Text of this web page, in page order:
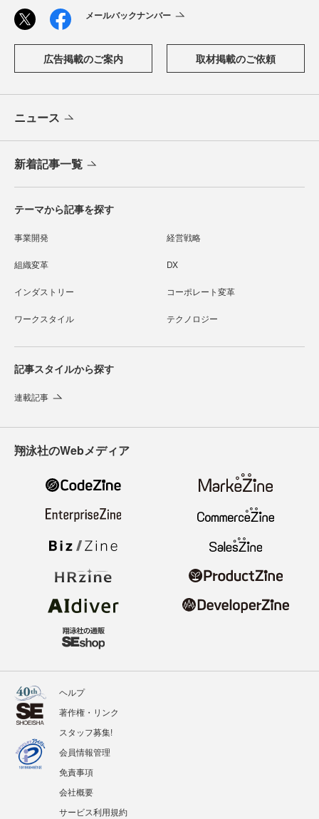
メールバックナンバー
広告掲載のご案内 取材掲載のご依頼
ニュース
新着記事一覧
テーマから記事を探す
事業開発 経営戦略
組織変革 DX
インダストリー コーポレート変革
ワークスタイル テクノロジー
記事スタイルから探す
連載記事
翔泳社のWebメディア
ヘルプ
著作権・リンク
スタッフ募集!
会員情報管理
免責事項
会社概要
サービス利用規約